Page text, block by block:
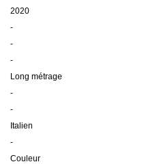
2020
-
-
-
Long métrage
-
-
Italien
-
Couleur